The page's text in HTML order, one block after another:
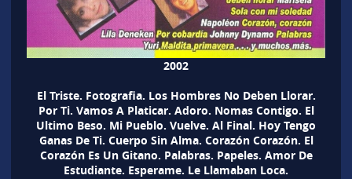
2002
El Triste. Fotografia. Los Hombres No Deben Llorar.
Por Ti. Vamos A Platicar. Adoro. Nomas Contigo. El
Ultimo Beso. Mi Pueblo. Vuelve. Al Final. Hoy Tengo
Ganas De Ti. Cuerpo Sin Alma. Corazón Corazón. El
Corazón Es Un Gitano. Palabras. Papeles. Amor De
Estudiante. Esperame. Le Llamaban Loca.